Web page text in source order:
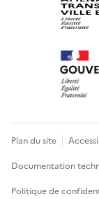
Plan du site
Documentation
Politique de